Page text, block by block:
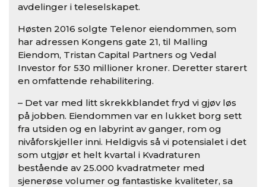
avdelinger i teleselskapet.
Høsten 2016 solgte Telenor eiendommen, som
har adressen Kongens gate 21, til Malling
Eiendom, Tristan Capital Partners og Vedal
Investor for 530 millioner kroner. Deretter starert
en omfattende rehabilitering.
– Det var med litt skrekkblandet fryd vi gjøv løs
på jobben. Eiendommen var en lukket borg sett
fra utsiden og en labyrint av ganger, rom og
nivåforskjeller inni. Heldigvis så vi potensialet i det
som utgjør et helt kvartal i Kvadraturen
bestående av 25.000 kvadratmeter med
sjenerøse volumer og fantastiske kvaliteter, sa